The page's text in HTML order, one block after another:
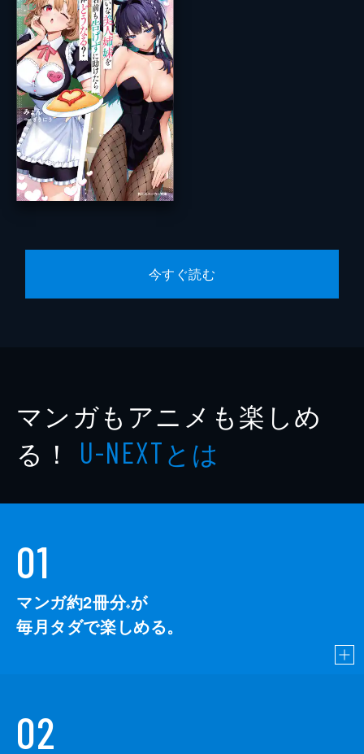
今すぐ読む
マンガもアニメも楽しめ
る！ U-NEXTとは
01
マンガ約2冊分※が
毎月タダで楽しめる。
02